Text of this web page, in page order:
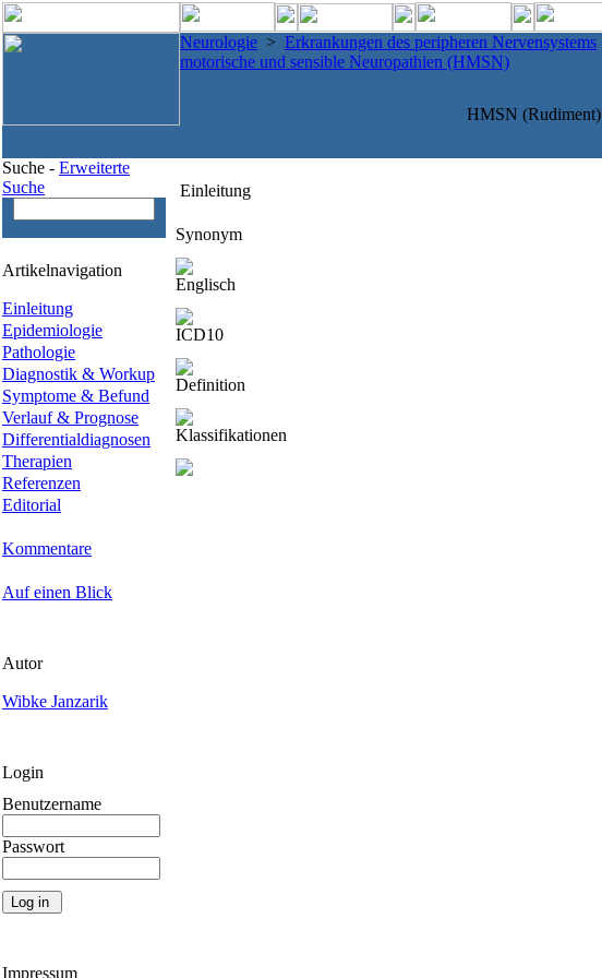
Neurologie > Erkrankungen des peripheren Nervensystems
motorische und sensible Neuropathien (HMSN)
HMSN (Rudiment)
Suche - Erweiterte
Suche
Artikelnavigation
Einleitung
Epidemiologie
Pathologie
Diagnostik & Workup
Symptome & Befund
Verlauf & Prognose
Differentialdiagnosen
Therapien
Referenzen
Editorial
Kommentare
Auf einen Blick
Autor
Wibke Janzarik
Login
Benutzername
Passwort
Impressum
Einleitung
Synonym
Englisch
ICD10
Definition
Klassifikationen